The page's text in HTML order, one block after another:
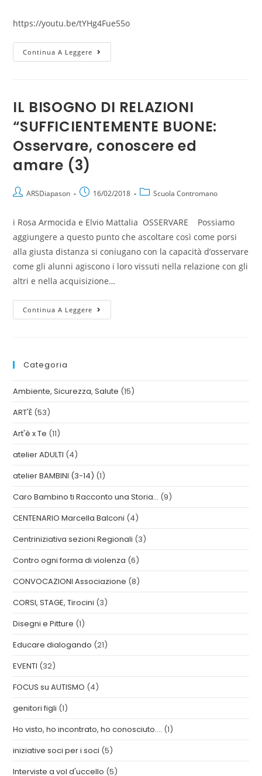
https://youtu.be/tYHg4Fue55o
Continua A Leggere
IL BISOGNO DI RELAZIONI
“SUFFICIENTEMENTE BUONE:
Osservare, conoscere ed
amare (3)
ARSDiapason 16/02/2018 Scuola Contromano
i Rosa Armocida e Elvio Mattalia OSSERVARE Possiamo
aggiungere a questo punto che ascoltare così come porsi
alla giusta distanza si coniugano con la capacità d’osservare
come gli alunni agiscono i loro vissuti nella relazione con gli
altri e nella acquisizione…
Continua A Leggere
Categoria
Ambiente, Sicurezza, Salute (15)
ART'È (53)
Art'è x Te (11)
atelier ADULTI (4)
atelier BAMBINI (3-14) (1)
Caro Bambino ti Racconto una Storia… (9)
CENTENARIO Marcella Balconi (4)
Centriniziativa sezioni Regionali (3)
Contro ogni forma di violenza (6)
CONVOCAZIONI Associazione (8)
CORSI, STAGE, Tirocini (3)
Disegni e Pitture (1)
Educare dialogando (21)
EVENTI (32)
FOCUS su AUTISMO (4)
genitori figli (1)
Ho visto, ho incontrato, ho conosciuto…. (1)
iniziative soci per i soci (5)
Interviste a vol d'uccello (5)